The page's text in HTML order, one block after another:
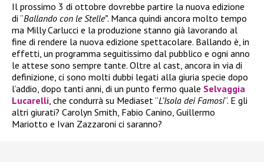
Il prossimo 3 di ottobre dovrebbe partire la nuova edizione
di “Ballando con le Stelle”. Manca quindi ancora molto tempo
ma Milly Carlucci e la produzione stanno già lavorando al
fine di rendere la nuova edizione spettacolare. Ballando è, in
effetti, un programma seguitissimo dal pubblico e ogni anno
le attese sono sempre tante. Oltre al cast, ancora in via di
definizione, ci sono molti dubbi legati alla giuria specie dopo
l’addio, dopo tanti anni, di un punto fermo quale Selvaggia
Lucarelli, che condurrà su Mediaset “L’Isola dei Famosi“. E gli
altri giurati? Carolyn Smith, Fabio Canino, Guillermo
Mariotto e Ivan Zazzaroni ci saranno?